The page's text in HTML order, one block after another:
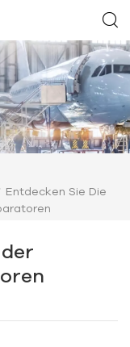
Entdecken Sie Die